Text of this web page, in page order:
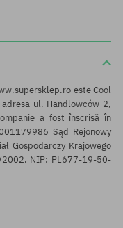
este Cool
ul. Handlowców 2,
a fost înscrisă în
Sąd Rejonowy
Gospodarczy Krajowego
NIP: PL677-19-50-